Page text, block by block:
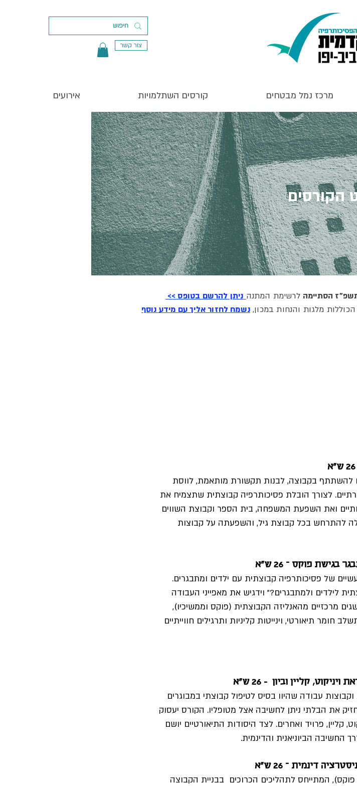
צור קשר
מרכז נמל מבטחים קורסים השתלמויות אירועים
הקורסים
הסתיימה לרשימת המתנה ניתן להרשם בטופס >>
הכוללות מלגות והנחות במכון,נשמח לחזור אליך עם מידע נוסף
בקבוצה, לבנות תקשורת מותאמת, לווסת
לצורך הובלת פסיכותרפיה קבוצתית שתצמיח את
ואת השפעת המשפחה, בית הספר וקבוצת השווים
להתרחש בכל קבוצת גיל, והשפעתה על קבוצות
פוקס – 26 ש"א
של פסיכותרפיה קבוצתית עם ילדים ומתבגרים.
לילדים ולמתבגרים?” וידגיש את מאפייני העבודה
מרכזיים מהאנליזה הקבוצתית (פוקס וממשיכיו),
חומר תיאורטי, וינייטות קליניות ותרגילים חווייתיים
קליין וביון  - 26 ש"א
עבודה שהיוו בסיס לטיפול קבוצתי במבוגרים
את הבלתי ניתן לחשיבה אצל מטופליו. הקורס יעסוק
פרויד ואחרים. לצד היסודות התיאורטיים יושם
החשיבה הביוניאנית והדינמית.
דינמית – 26 ש"א
המתייחס לתהליכים הכרוכים  בבניית הקבוצה